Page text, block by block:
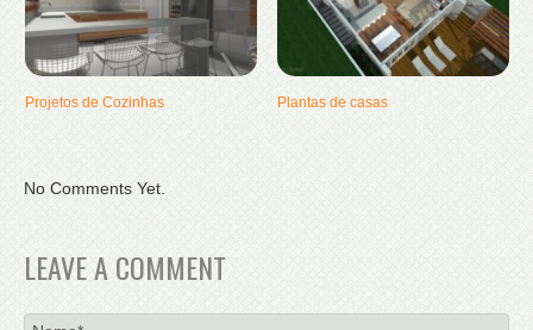
Projetos de Cozinhas Plantas de casas
No Comments Yet.
LEAVE A COMMENT